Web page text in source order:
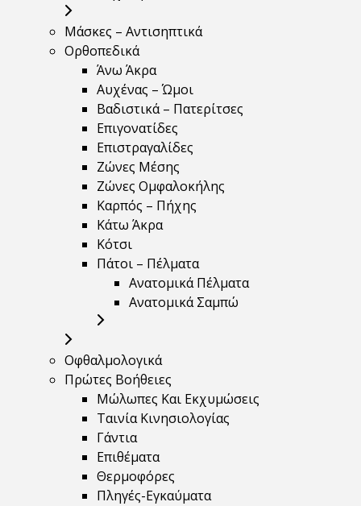
Μάσκες – Αντισηπτικά
Ορθοπεδικά
Άνω Άκρα
Αυχένας – Ώμοι
Βαδιστικά – Πατερίτσες
Επιγονατίδες
Επιστραγαλίδες
Ζώνες Μέσης
Ζώνες Ομφαλοκήλης
Καρπός – Πήχης
Κάτω Άκρα
Κότσι
Πάτοι – Πέλματα
Ανατομικά Πέλματα
Ανατομικά Σαμπώ
Οφθαλμολογικά
Πρώτες Βοήθειες
Μώλωπες Και Εκχυμώσεις
Ταινία Κινησιολογίας
Γάντια
Επιθέματα
Θερμοφόρες
Πληγές-Εγκαύματα